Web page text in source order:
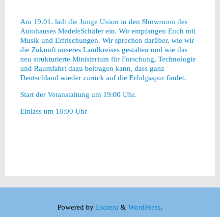
Am 19.01. lädt die Junge Union in den Showroom des
Autohauses MedeleSchäfer ein. Wir empfangen Euch mit
Musik und Erfrischungen. Wir sprechen darüber, wie wir
die Zukunft unseres Landkreises gestalten und wie das
neu strukturierte Ministerium für Forschung, Technologie
und Raumfahrt dazu beitragen kann, dass ganz
Deutschland wieder zurück auf die Erfolgsspur findet.
Start der Veranstaltung um 19:00 Uhr.
Einlass um 18:00 Uhr
Powered by Esotera & WordPress.